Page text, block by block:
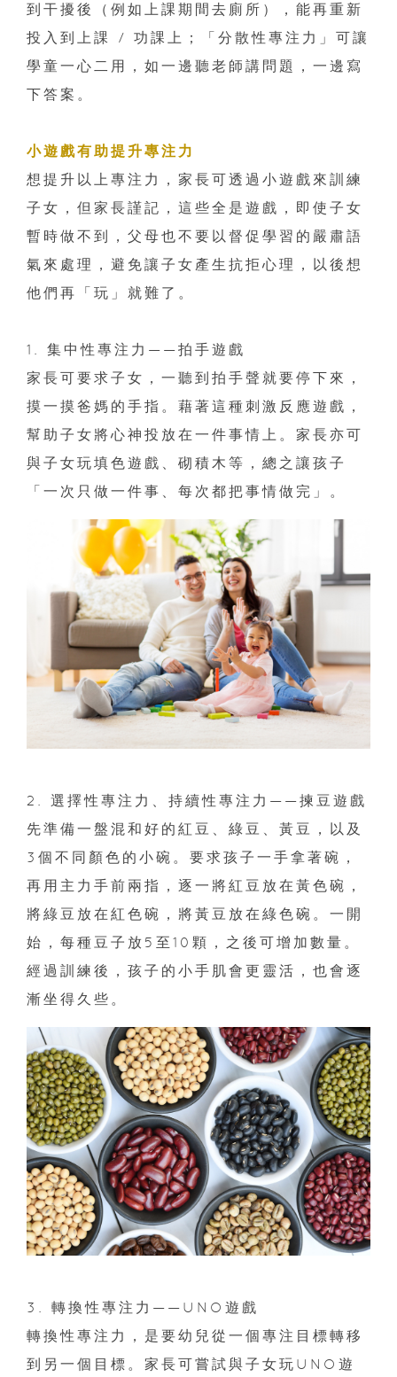
到干擾後（例如上課期間去廁所），能再重新
投入到上課 / 功課上；「分散性專注力」可讓
學童一心二用，如一邊聽老師講問題，一邊寫
下答案。
小遊戲有助提升專注力
想提升以上專注力，家長可透過小遊戲來訓練
子女，但家長謹記，這些全是遊戲，即使子女
暫時做不到，父母也不要以督促學習的嚴肅語
氣來處理，避免讓子女產生抗拒心理，以後想
他們再「玩」就難了。
1. 集中性專注力——拍手遊戲
家長可要求子女，一聽到拍手聲就要停下來，
摸一摸爸媽的手指。藉著這種刺激反應遊戲，
幫助子女將心神投放在一件事情上。家長亦可
與子女玩填色遊戲、砌積木等，總之讓孩子
「一次只做一件事、每次都把事情做完」。
2. 選擇性專注力、持續性專注力——揀豆遊戲
先準備一盤混和好的紅豆、綠豆、黃豆，以及
3個不同顏色的小碗。要求孩子一手拿著碗，
再用主力手前兩指，逐一將紅豆放在黃色碗，
將綠豆放在紅色碗，將黃豆放在綠色碗。一開
始，每種豆子放5至10顆，之後可增加數量。
經過訓練後，孩子的小手肌會更靈活，也會逐
漸坐得久些。
3. 轉換性專注力——UNO遊戲
轉換性專注力，是要幼兒從一個專注目標轉移
到另一個目標。家長可嘗試與子女玩UNO遊